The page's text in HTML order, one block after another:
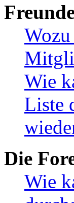
Wie
Liste
Die
Wie